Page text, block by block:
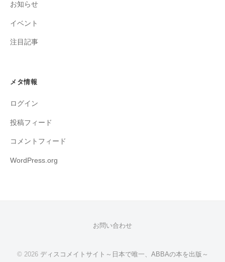
お知らせ
イベント
注目記事
メタ情報
ログイン
投稿フィード
コメントフィード
WordPress.org
お問い合わせ
© 2026 ディスコメイトサイト～日本で唯一、ABBAの本を出版～